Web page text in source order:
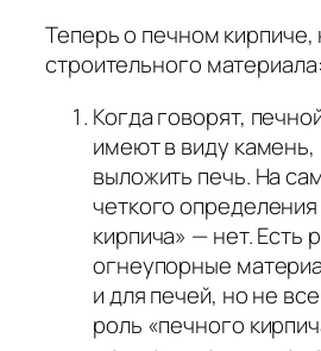
Теперь о печном кирпиче,
строительного материала:
Когда говорят,
имеют в виду
выложить печь. На
четкого
кирпича» — нет. Есть
огнеупорные
и для печей, но не
роль «печного